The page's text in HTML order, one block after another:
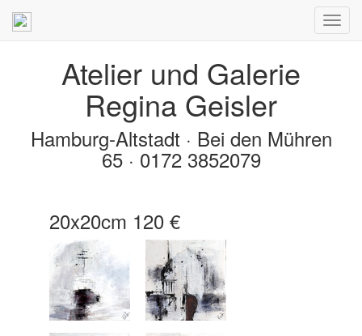
Atelier und Galerie
Regina Geisler
Hamburg-Altstadt · Bei den Mühren
65 · 0172 3852079
20x20cm 120 €